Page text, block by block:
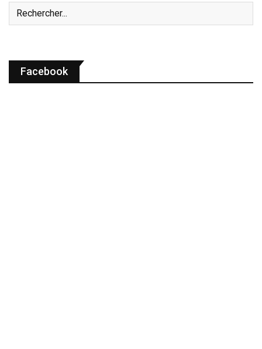
Facebook